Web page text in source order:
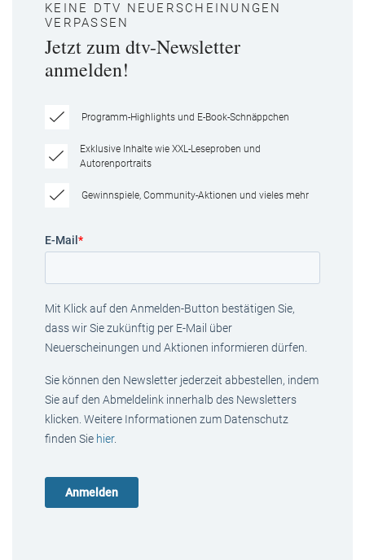
KEINE DTV NEUERSCHEINUNGEN
VERPASSEN
Jetzt zum dtv-Newsletter
anmelden!
Programm-Highlights und E-Book-Schnäppchen
Exklusive Inhalte wie XXL-Leseproben und
Autorenportraits
Gewinnspiele, Community-Aktionen und vieles mehr
E-Mail *
Mit Klick auf den Anmelden-Button bestätigen Sie,
dass wir Sie zukünftig per E-Mail über
Neuerscheinungen und Aktionen informieren dürfen.
Sie können den Newsletter jederzeit abbestellen, indem
Sie auf den Abmeldelink innerhalb des Newsletters
klicken. Weitere Informationen zum Datenschutz
finden Sie hier.